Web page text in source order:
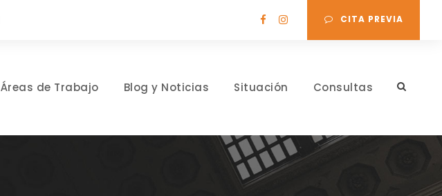
CITA PREVIA
Áreas de Trabajo Blog y Noticias Situación Consultas